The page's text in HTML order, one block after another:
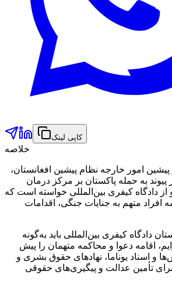
کاپی لینک
خلاصه
امور خارجه نظام پیشین افغانستان،
به حمله پاکستان بر مرکز درمان
دادگاه کیفری بین‌المللی خواسته است که
افراد متهم به جنایات جنگی، اقدامات
دادگاه کیفری بین‌المللی باید به‌گونه
اقامه دعوا و محاکمه متهمان را پیش
و اسناد یوناما، نهادهای حقوق بشری و
تأمین عدالت و پیگیری‌های حقوقی